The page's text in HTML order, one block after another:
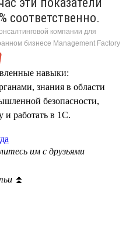
соответственно.
компании для
бизнесе Management Factory
навыки:
знания в области
безопасности,
и работать в 1С.
им с друзьями
⏫